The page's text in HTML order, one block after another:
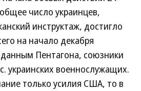
число украинцев,
инструктаж, достигло
на начало декабря
Пентагона, союзники
украинских военнослужащих.
только усилия США, то в